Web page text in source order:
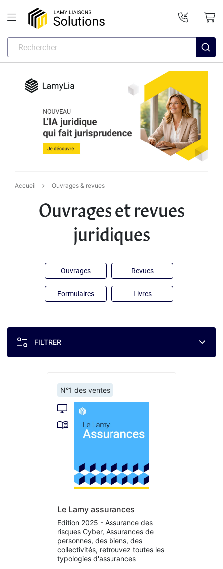
Accueil Ouvrages & revues
Ouvrages et revues
juridiques
Ouvrages Revues
Formulaires Livres
FILTRER
N°1 des ventes
Le Lamy assurances
Edition 2025 - Assurance des
risques Cyber, Assurances de
personnes, des biens, des
collectivités, retrouvez toutes les
typologies d'assurances